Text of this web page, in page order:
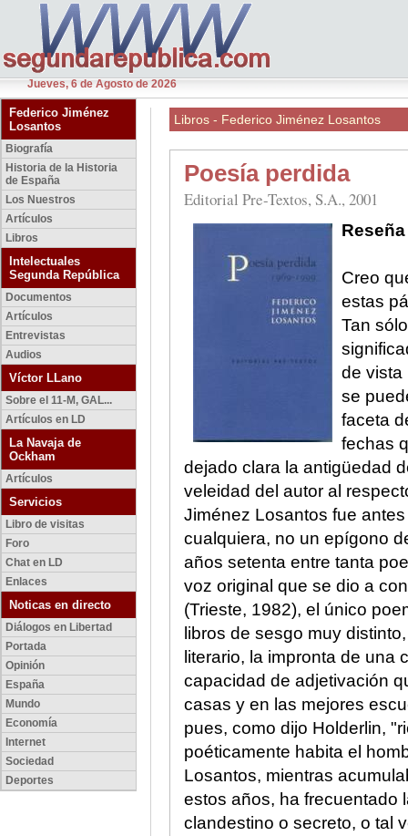
Jueves, 6 de Agosto de 2026
Federico Jiménez
Losantos
Biografía
Historia de la Historia
de España
Los Nuestros
Artículos
Libros
Intelectuales
Segunda República
Documentos
Artículos
Entrevistas
Audios
Víctor LLano
Sobre el 11-M, GAL...
Artículos en LD
La Navaja de
Ockham
Artículos
Servicios
Libro de visitas
Foro
Chat en LD
Enlaces
Noticas en directo
Diálogos en Libertad
Portada
Opinión
España
Mundo
Economía
Internet
Sociedad
Deportes
Libros - Federico Jiménez Losantos
Poesía perdida
Editorial Pre-Textos, S.A., 2001
Creo
estas
Tan
de vista
se
faceta
fechas
dejado clara la antigüedad
veleidad del autor al
Jiménez Losantos fue
cualquiera, no un epígono
años setenta entre tanta
voz original que se dio a
(Trieste, 1982), el único
libros de sesgo muy
literario, la impronta de una
capacidad de adjetivación
casas y en las mejores
pues, como dijo Holderlin,
poéticamente habita el
Losantos, mientras
estos años, ha frecuentado
clandestino o secreto, o tal